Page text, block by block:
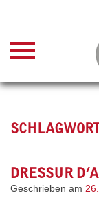
content
DRESSUR
Geschrieben am